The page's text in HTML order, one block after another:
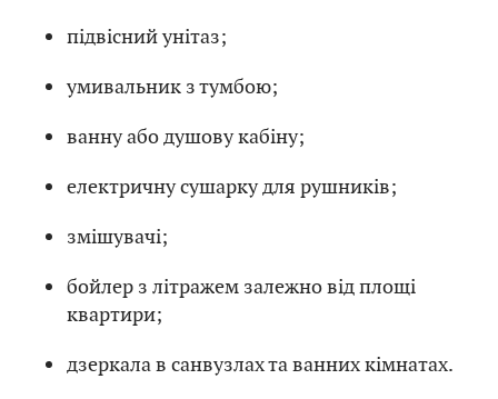
підвісний унітаз;
умивальник з тумбою;
ванну або душову кабіну;
електричну сушарку для рушників;
змішувачі;
бойлер з літражем залежно від площі
квартири;
дзеркала в санвузлах та ванних кімнатах.